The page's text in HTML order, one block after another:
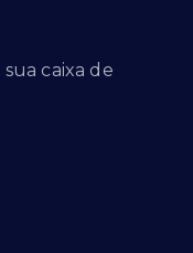
caixa de